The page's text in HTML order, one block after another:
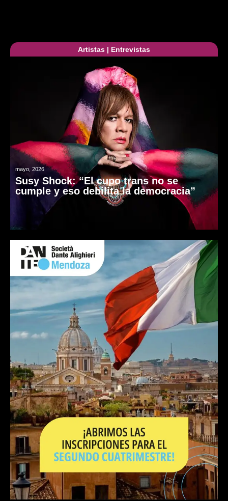
Artistas | Entrevistas
mayo, 2026
Susy Shock: “El cupo trans no se
cumple y eso debilita la democracia”